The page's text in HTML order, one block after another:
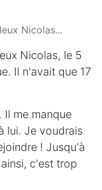
Nicolas...
Nicolas, le 5
Il n'avait que 17
Il me manque
lui. Je voudrais
! Jusqu'à
c'est trop